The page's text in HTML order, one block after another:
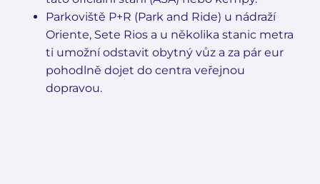
Parkoviště P+R (Park and Ride) u nádraží
Oriente, Sete Rios a u několika stanic metra
ti umožní odstavit obytný vůz a za pár eur
pohodlně dojet do centra veřejnou
dopravou.